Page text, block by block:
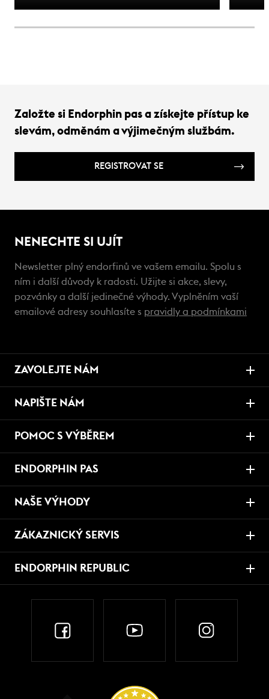
Založte si Endorphin pas a získejte přístup ke
slevám, odměnám a výjimečným službám.
REGISTROVAT SE
NENECHTE SI UJÍT
Newsletter plný endorfinů ve vašem emailu. Spolu s
ním i další důvody k radosti. Užijte si akce, slevy,
pozvánky a další jedinečné výhody. Vyplněním vaší
emailové adresy souhlasíte s pravidly a podmínkami
ZAVOLEJTE NÁM
NAPIŠTE NÁM
POMOC S VÝBĚREM
ENDORPHIN PAS
NAŠE VÝHODY
ZÁKAZNICKÝ SERVIS
ENDORPHIN REPUBLIC